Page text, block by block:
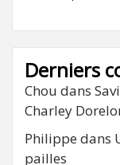
Derniers
Chou dans
Charley
Philippe dans
pailles